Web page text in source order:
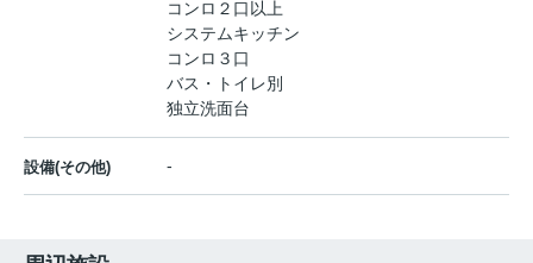
コンロ２口以上
システムキッチン
コンロ３口
バス・トイレ別
独立洗面台
設備(その他) -